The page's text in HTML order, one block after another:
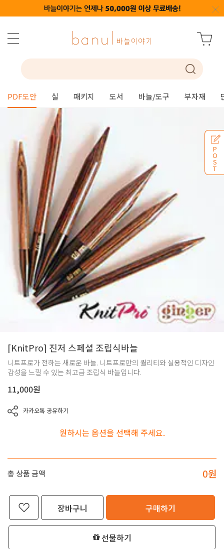
PDF도안 실 패키지 도서 바늘/도구 부자재
P
O
S
T
[KnitPro] 진저 스페셜 조립식바늘
니트프로가 전하는 새로운 바늘. 니트프로만의 퀄리티와 실용적인 디자인
감성을 느낄 수 있는 최고급 조립식 바늘입니다.
11,000원
카카오톡 공유하기
원하시는 옵션을 선택해 주세요.
총 상품 금액 0원
장바구니 구매하기
선물하기